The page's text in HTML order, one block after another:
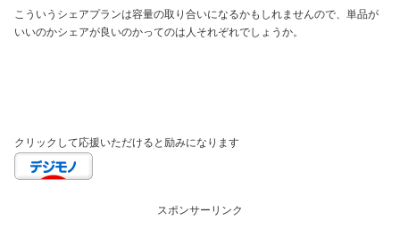
こういうシェアプランは容量の取り合いになるかもしれませんので、単品が
いいのかシェアが良いのかってのは人それぞれでしょうか。
クリックして応援いただけると励みになります
スポンサーリンク